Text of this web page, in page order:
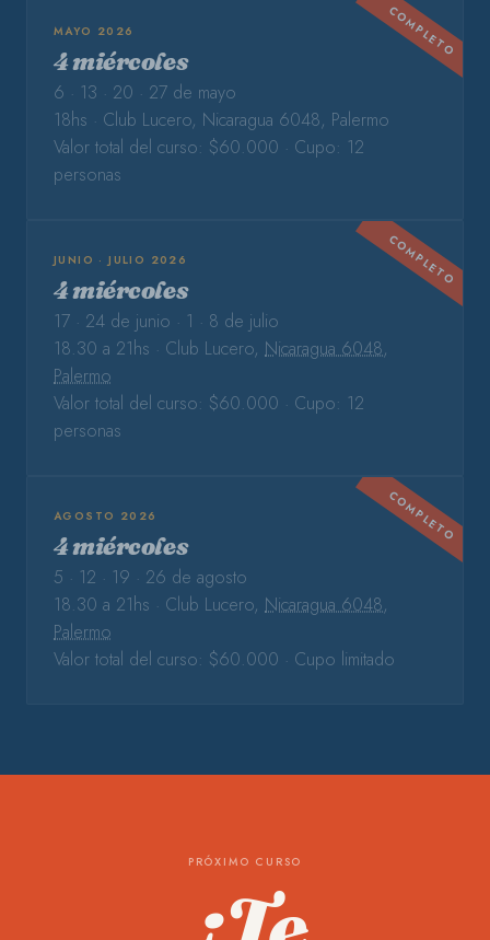
COMPLETO
MAYO 2026
4 miércoles
6 · 13 · 20 · 27 de mayo
18hs · Club Lucero, Nicaragua 6048, Palermo
Valor total del curso: $60.000 · Cupo: 12
personas
COMPLETO
JUNIO · JULIO 2026
4 miércoles
17 · 24 de junio · 1 · 8 de julio
18.30 a 21hs · Club Lucero, Nicaragua 6048,
Palermo
Valor total del curso: $60.000 · Cupo: 12
personas
COMPLETO
AGOSTO 2026
4 miércoles
5 · 12 · 19 · 26 de agosto
18.30 a 21hs · Club Lucero, Nicaragua 6048,
Palermo
Valor total del curso: $60.000 · Cupo limitado
PRÓXIMO CURSO